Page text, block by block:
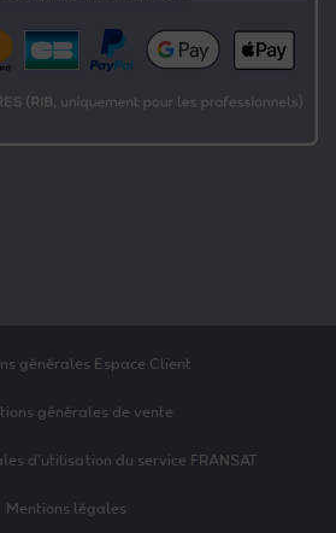
générales Espace Client
générales de vente
d’utilisation du service FRANSAT
Mentions légales